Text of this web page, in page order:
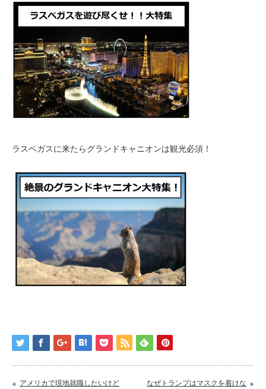
ラスベガスに来たらグランドキャニオンは観光必須！
アメリカで現地就職したいけど
なぜトランプはマスクを着けな